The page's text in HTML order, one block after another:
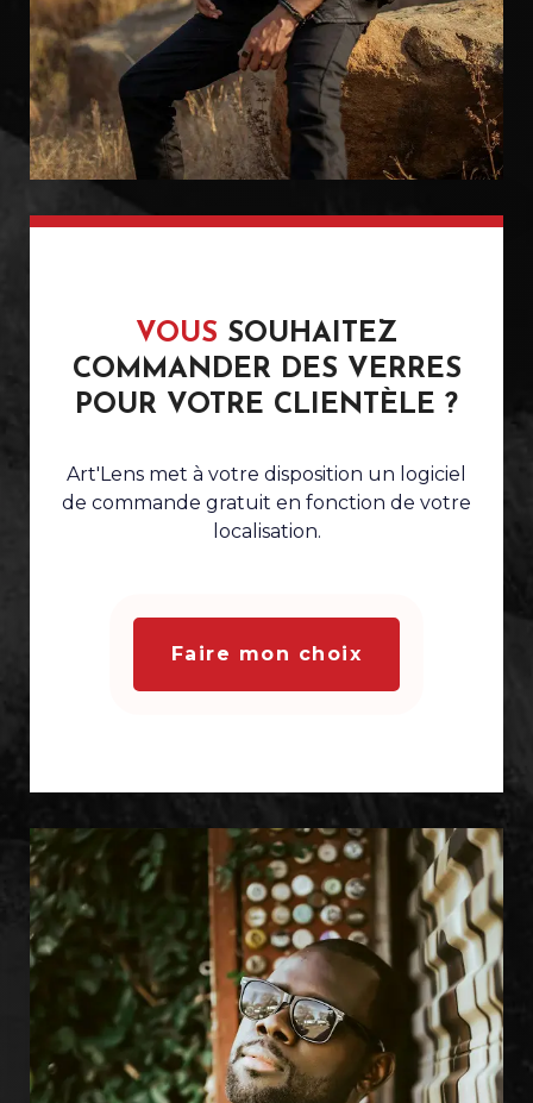
VOUS SOUHAITEZ
COMMANDER DES VERRES
POUR VOTRE CLIENTÈLE ?
Art'Lens met à votre disposition un logiciel
de commande gratuit en fonction de votre
localisation.
Faire mon choix